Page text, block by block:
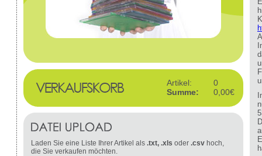
Artikel:
0
Summe:
0,00€
Laden Sie eine Liste Ihrer Artikel als .txt, .xls oder .csv hoch,
die Sie verkaufen möchten.